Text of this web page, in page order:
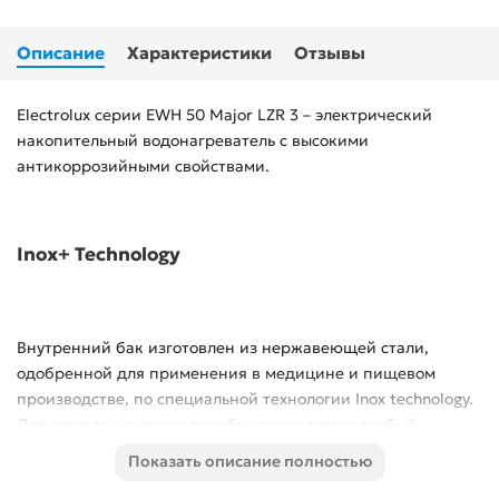
Описание Характеристики Отзывы
Electrolux серии EWH 50 Major LZR 3 – электрический
накопительный водонагреватель с высокими
антикоррозийными свойствами.
Inox+ Technology
Внутренний бак изготовлен из нержавеющей стали,
одобренной для применения в медицине и пищевом
производстве, по специальной технологии Inox technology.
Для продления срока службы используется особый,
Показать описание полностью